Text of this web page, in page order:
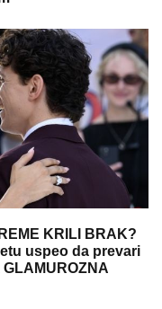
KRILI BRAK?
uspeo da prevari